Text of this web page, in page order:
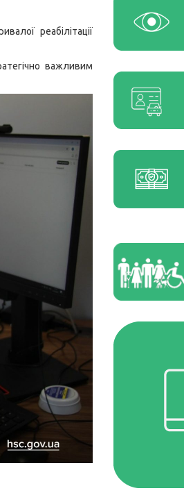
реабілітації
важливим